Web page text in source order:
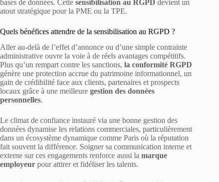
bases de données. Cette sensibilisation au RGPD devient un
atout stratégique pour la PME ou la TPE.
Quels bénéfices attendre de la sensibilisation au RGPD ?
Aller au-delà de l’effet d’annonce ou d’une simple contrainte
administrative ouvre la voie à de réels avantages compétitifs.
Plus qu’un rempart contre les sanctions, la conformité RGPD
génère une protection accrue du patrimoine informationnel, un
gain de crédibilité face aux clients, partenaires et prospects
locaux grâce à une meilleure gestion des données
personnelles.
Le climat de confiance instauré via une bonne gestion des
données dynamise les relations commerciales, particulièrement
dans un écosystème dynamique comme Paris où la réputation
fait souvent la différence. Soigner sa communication interne et
externe sur ces engagements renforce aussi la marque
employeur pour attirer et fidéliser les talents.